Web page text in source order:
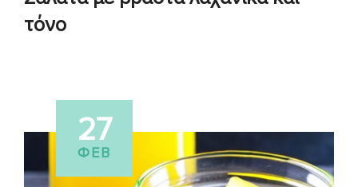
τόνο
27
ΦΕΒ